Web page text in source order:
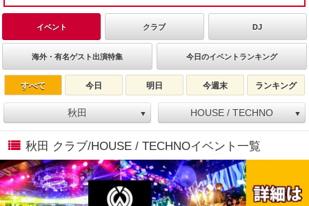
イベント クラブ DJ
海外・有名ゲスト出演特集 今日のイベントランキング
すべて 今日 明日 今週末 ランキング
秋田 ▼ HOUSE / TECHNO ▼
秋田 クラブ/HOUSE / TECHNOイベント一覧